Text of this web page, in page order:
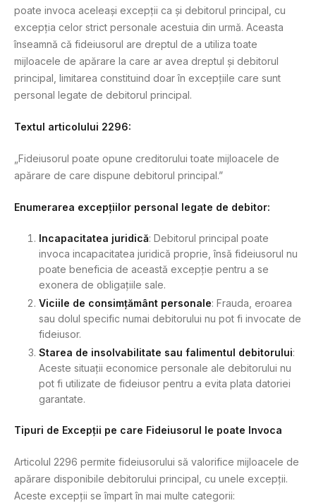
poate invoca aceleași excepții ca și debitorul principal, cu
excepția celor strict personale acestuia din urmă. Aceasta
înseamnă că fideiusorul are dreptul de a utiliza toate
mijloacele de apărare la care ar avea dreptul și debitorul
principal, limitarea constituind doar în excepțiile care sunt
personal legate de debitorul principal.
Textul articolului 2296:
„Fideiusorul poate opune creditorului toate mijloacele de
apărare de care dispune debitorul principal.”
Enumerarea excepțiilor personal legate de debitor:
Incapacitatea juridică: Debitorul principal poate
invoca incapacitatea juridică proprie, însă fideiusorul nu
poate beneficia de această excepție pentru a se
exonera de obligațiile sale.
Viciile de consimțământ personale: Frauda, eroarea
sau dolul specific numai debitorului nu pot fi invocate de
fideiusor.
Starea de insolvabilitate sau falimentul debitorului:
Aceste situații economice personale ale debitorului nu
pot fi utilizate de fideiusor pentru a evita plata datoriei
garantate.
Tipuri de Excepții pe care Fideiusorul le poate Invoca
Articolul 2296 permite fideiusorului să valorifice mijloacele de
apărare disponibile debitorului principal, cu unele excepții.
Aceste excepții se împart în mai multe categorii: